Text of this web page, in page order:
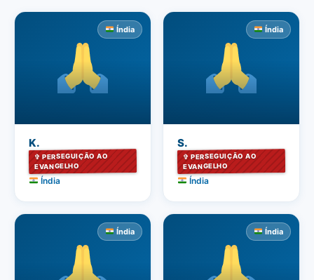
Índia
K.
✞ PERSEGUIÇÃO AO
EVANGELHO
Índia
Índia
S.
✞ PERSEGUIÇÃO AO
EVANGELHO
Índia
Índia Índia